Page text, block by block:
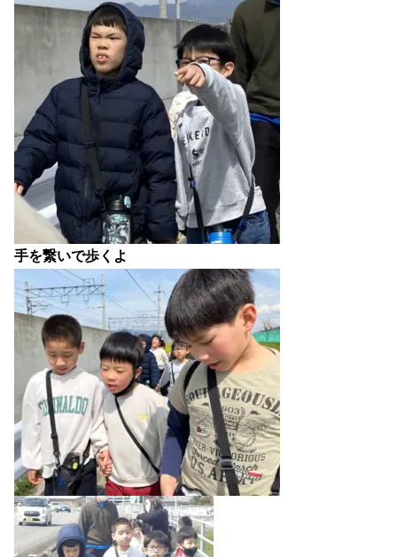
手を繋いで歩くよ